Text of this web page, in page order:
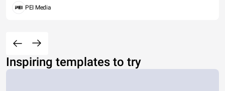
PEI Media
Inspiring templates to try